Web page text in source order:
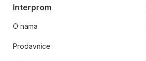
Interprom
O nama
Prodavnice